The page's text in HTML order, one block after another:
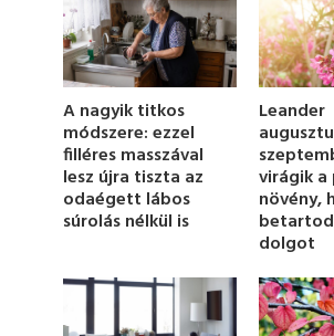
n
d
s
o
f
m
i
n
u
t
e
,
s
o
A nagyik titkos
módszere: ezzel
filléres masszával
lesz újra tiszta az
odaégett lábos
súrolás nélkül is
Leander
virágik a
növény,
dolgot